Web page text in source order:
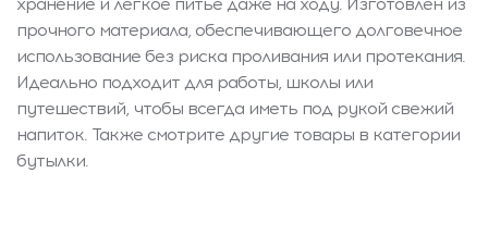
прочного материала, обеспечивающего долговечное
использование без риска проливания или протекания.
Идеально подходит для работы, школы или
путешествий, чтобы всегда иметь под рукой свежий
напиток. Также смотрите другие товары в категории
бутылки.